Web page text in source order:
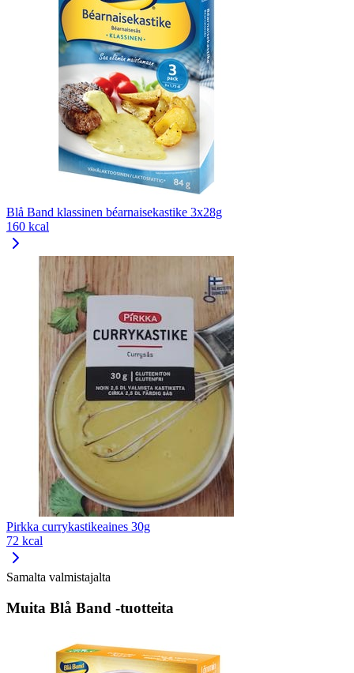
Blå Band klassinen béarnaisekastike 3x28g
160 kcal
Pirkka currykastikeaines 30g
72 kcal
Samalta valmistajalta
Muita Blå Band -tuotteita